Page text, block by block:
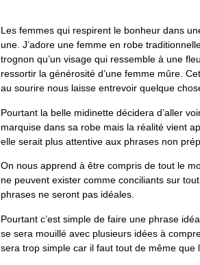
Les femmes qui respirent le bonheur dans
une. J’adore une femme en robe
trognon qu’un visage qui ressemble à une
ressortir la générosité d’une femme mûre.
au sourire nous laisse entrevoir quelque
Pourtant la belle midinette décidera d’aller
marquise dans sa robe mais la réalité vient
elle serait plus attentive aux phrases non
On nous apprend à être compris de tout le
ne peuvent exister comme conciliants sur
phrases ne seront pas idéales.
Pourtant c’est simple de faire une phrase
se sera mouillé avec plusieurs idées à
sera trop simple car il faut tout de même que